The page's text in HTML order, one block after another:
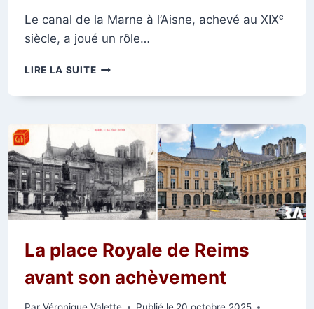
Le canal de la Marne à l’Aisne, achevé au XIXᵉ
siècle, a joué un rôle…
LIRE LA SUITELE
VU
PASSERELLE
DU
CHEMIN
DE
FER
DU
D’ÉPERNAY
La place Royale de Reims
avant son achèvement